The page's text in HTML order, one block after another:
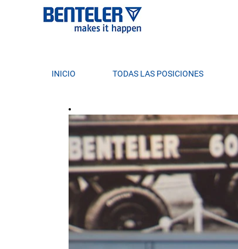
INICIO TODAS LAS POSICIONES